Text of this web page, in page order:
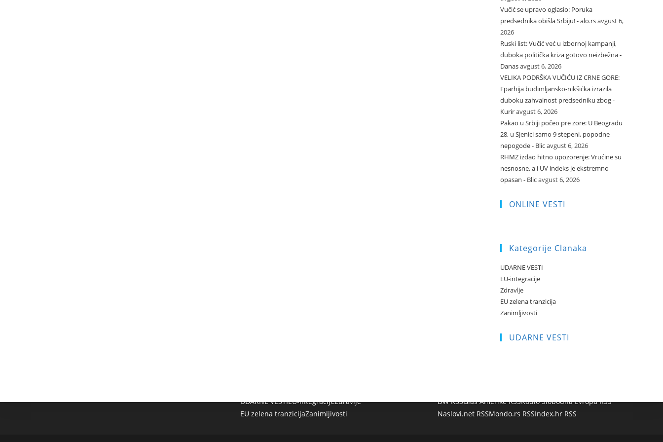
Vučić se upravo oglasio: Poruka
predsednika obišla Srbiju! - alo.rsavgust 6,
2026
Ruski list: Vučić već u izbornoj kampanji,
duboka politička kriza gotovo neizbežna -
Danasavgust 6, 2026
VELIKA PODRŠKA VUČIĆU IZ CRNE GORE:
Eparhija budimljansko-nikšićka izrazila
duboku zahvalnost predsedniku zbog -
Kuriravgust 6, 2026
Pakao u Srbiji počeo pre zore: U Beogradu
28, u Sjenici samo 9 stepeni, popodne
nepogode - Blicavgust 6, 2026
RHMZ izdao hitno upozorenje: Vrućine su
nesnosne, a i UV indeks je ekstremno
opasan - Blicavgust 6, 2026
ONLINE VESTI
Kategorije Clanaka
UDARNE VESTI
EU-integracije
Zdravlje
EU zelena tranzicija
Zanimljivosti
UDARNE VESTI
UDARNE VESTIEU-integracijeZdravlje
EU zelena tranzicijaZanimljivosti
DW RSSGlas Amerike RSSRadio Slobodna Evropa RSS
Naslovi.net RSSMondo.rs RSSIndex.hr RSS